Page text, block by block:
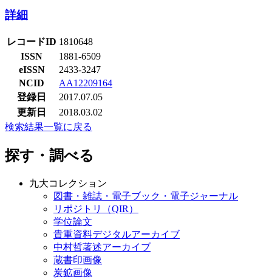
詳細
レコードID 1810648
ISSN
1881-6509
eISSN
2433-3247
NCID
AA12209164
登録日
2017.07.05
更新日
2018.03.02
検索結果一覧に戻る
探す・調べる
九大コレクション
図書・雑誌・電子ブック・電子ジャーナル
リポジトリ（QIR）
学位論文
貴重資料デジタルアーカイブ
中村哲著述アーカイブ
蔵書印画像
炭鉱画像